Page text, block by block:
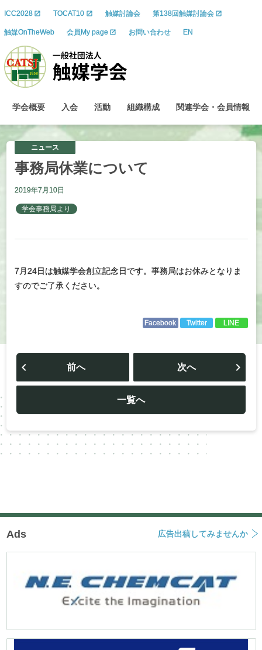
ICC2028 TOCAT10 触媒討論会 第138回触媒討論会
触媒OnTheWeb 会員My page お問い合わせ EN
学会概要 入会 活動 組織構成 関連学会 ・ 会員情報
ニュース
事務局休業について
2019年7月10日
学会事務局より
7月24日は触媒学会創立記念日です。事務局はお休みとなりま
すのでご了承ください。
Facebook Twitter LINE
投
ビ
ー
シ
ョ
前へ
一覧へ
次へ
Ads 広告出稿してみませんか